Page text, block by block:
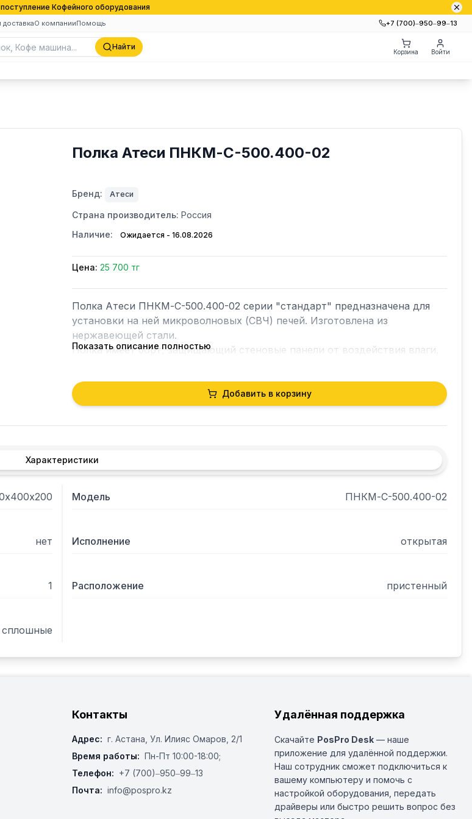
Кофейного оборудования
доставкаО компанииПомощь +7 (700)‒950‒99‒13
Найти
Корзина Войти
Полка Атеси ПНКМ-С-500.400-02
Бренд: Атеси
Страна производитель: Россия
Наличие:
Ожидается - 16.08.2026
Цена: 25 700 тг
Полка Атеси ПНКМ-С-500.400-02 серии "стандарт" предназначена для
установки на ней микроволновых (СВЧ) печей. Изготовлена из
нержавеющей стали.
Полка имеет борт, защищающий стеновые панели от воздействия влаги,
между стеной и полкой.
Показать описание полностью
Добавить в корзину
Характеристики
Модель ПНКМ-С-500.400-02
нет Исполнение открытая
1 Расположение пристенный
сплошные
Контакты
Адрес: г. Астана, ​Ул. Илияс Омаров, 2/1
Время работы: Пн-Пт 10:00-18:00;
Телефон: +7 (700)‒950‒99‒13
Почта: info@pospro.kz
Удалённая поддержка
Скачайте PosPro Desk — наше
приложение для удалённой поддержки.
Наш сотрудник сможет подключиться к
вашему компьютеру и помочь с
настройкой оборудования, передать
драйверы или быстро решить вопрос без